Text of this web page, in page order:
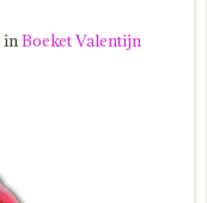
inBoeket Valentijn